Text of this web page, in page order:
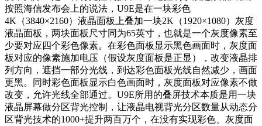
按照海信发布会上的说法，U9E是在一块彩色
4K（3840×2160）液晶面板上叠加一块2K（1920×1080）灰度
液晶面板，两块面板尺寸同为65英寸，也就是一个灰度像素至
少要对应四个彩色像素。在彩色面板显示黑色画面时，灰度面
板对应的像素施加电压（假设灰度面板是正显），改变液晶排
列方向，遮挡一部分光线，到达彩色面板光线自然减少，画面
更黑。同时彩色面板显示白色画面时，灰度面板对应像素不做
改变，允许光线全部通过。U9E所用的叠屏技术本质是用一块
液晶屏幕做分区背光控制，让液晶电视背光分区数量从动态分
区背光技术的1000+提升两百万个，在没有实现彩色、灰度面